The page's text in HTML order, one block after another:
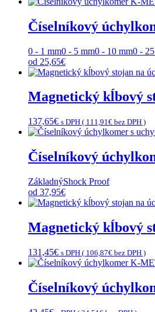
Číselníkový
0 - 1 mm0 - 5 mm0 - 10 mm0 -
od 25,65€
Magnetický kĺbový
137,65€ s DPH ( 111,91€ bez DPH )
Číselníkový
ZákladnýShock Proof
od 37,95€
Magnetický kĺbový
131,45€ s DPH ( 106,87€ bez DPH )
Číselníkový